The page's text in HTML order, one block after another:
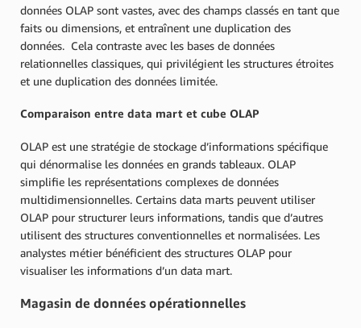
données OLAP sont vastes, avec des champs classés en tant que
faits ou dimensions, et entraînent une duplication des
données. Cela contraste avec les bases de données
relationnelles classiques, qui privilégient les structures étroites
et une duplication des données limitée.
Comparaison entre data mart et cube OLAP
OLAP est une stratégie de stockage d’informations spécifique
qui dénormalise les données en grands tableaux. OLAP
simplifie les représentations complexes de données
multidimensionnelles. Certains data marts peuvent utiliser
OLAP pour structurer leurs informations, tandis que d’autres
utilisent des structures conventionnelles et normalisées. Les
analystes métier bénéficient des structures OLAP pour
visualiser les informations d’un data mart.
Magasin de données opérationnelles